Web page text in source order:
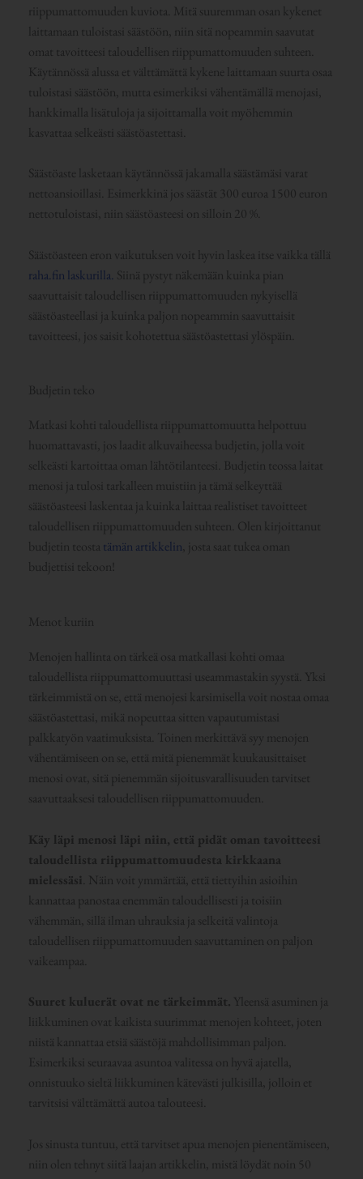
riippumattomuuden kuviota. Mitä suuremman osan kykenet
laittamaan tuloistasi säästöön, niin sitä nopeammin saavutat
omat tavoitteesi taloudellisen riippumattomuuden suhteen.
Käytännössä alussa et välttämättä kykene laittamaan suurta osaa
tuloistasi säästöön, mutta esimerkiksi vähentämällä menojasi,
hankkimalla lisätuloja ja sijoittamalla voit myöhemmin
kasvattaa selkeästi säästöastettasi.
Säästöaste lasketaan käytännössä jakamalla säästämäsi varat
nettoansioillasi. Esimerkkinä jos säästät 300 euroa 1500 euron
nettotuloistasi, niin säästöasteesi on silloin 20 %.
Säästöasteen eron vaikutuksen voit hyvin laskea itse vaikka tällä
raha.fin laskurilla. Siinä pystyt näkemään kuinka pian
saavuttaisit taloudellisen riippumattomuuden nykyisellä
säästöasteellasi ja kuinka paljon nopeammin saavuttaisit
tavoitteesi, jos saisit kohotettua säästöastettasi ylöspäin.
Budjetin teko
Matkasi kohti taloudellista riippumattomuutta helpottuu
huomattavasti, jos laadit alkuvaiheessa budjetin, jolla voit
selkeästi kartoittaa oman lähtötilanteesi. Budjetin teossa laitat
menosi ja tulosi tarkalleen muistiin ja tämä selkeyttää
säästöasteesi laskentaa ja kuinka laittaa realistiset tavoitteet
taloudellisen riippumattomuuden suhteen. Olen kirjoittanut
budjetin teosta tämän artikkelin , josta saat tukea oman
budjettisi tekoon!
Menot kuriin
Menojen hallinta on tärkeä osa matkallasi kohti omaa
taloudellista riippumattomuuttasi useammastakin syystä. Yksi
tärkeimmistä on se, että menojesi karsimisella voit nostaa omaa
säästöastettasi, mikä nopeuttaa sitten vapautumistasi
palkkatyön vaatimuksista. Toinen merkittävä syy menojen
vähentämiseen on se, että mitä pienemmät kuukausittaiset
menosi ovat, sitä pienemmän sijoitusvarallisuuden tarvitset
saavuttaaksesi taloudellisen riippumattomuuden.
Käy läpi menosi läpi niin, että pidät oman tavoitteesi
taloudellista riippumattomuudesta kirkkaana
mielessäsi. Näin voit ymmärtää, että tiettyihin asioihin
kannattaa panostaa enemmän taloudellisesti ja toisiin
vähemmän, sillä ilman uhrauksia ja selkeitä valintoja
taloudellisen riippumattomuuden saavuttaminen on paljon
vaikeampaa.
Suuret kuluerät ovat ne tärkeimmät. Yleensä asuminen ja
liikkuminen ovat kaikista suurimmat menojen kohteet, joten
niistä kannattaa etsiä säästöjä mahdollisimman paljon.
Esimerkiksi seuraavaa asuntoa valitessa on hyvä ajatella,
onnistuuko sieltä liikkuminen kätevästi julkisilla, jolloin et
tarvitsisi välttämättä autoa talouteesi.
Jos sinusta tuntuu, että tarvitset apua menojen pienentämiseen,
niin olen tehnyt siitä laajan artikkelin, mistä löydät noin 50